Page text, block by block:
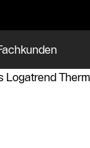
Logatrend Therm